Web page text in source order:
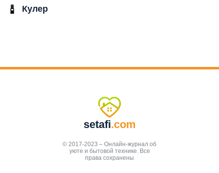
Кулер
setafi.com
© 2017-2023 – Онлайн-журнал об
уюте и бытовой технике. Все
права сохранены